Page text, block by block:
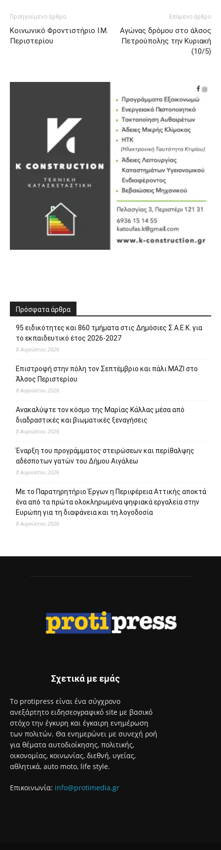
Προηγούμενο άρθρο
Κοινωνικό Φροντιστήριο Ι.Μ.
Περιστερίου
Επόμενο άρθρο
Αγώνας δρόμου στο άλσος
Πετρούπολης την Κυριακή
(10/5)
Πρόσφατα άρθρα
95 ειδικότητες και 860 τμήματα στις Δημόσιες Σ.Α.Ε.Κ. για
το εκπαιδευτικό έτος 2026-2027
8 Αυγούστου 2026
Επιστροφή στην πόλη τον Σεπτέμβριο και πάλι ΜΑΖΙ στο
Άλσος Περιστερίου
8 Αυγούστου 2026
Ανακαλύψτε τον κόσμο της Μαρίας Κάλλας μέσα από
διαδραστικές και βιωματικές ξεναγήσεις
8 Αυγούστου 2026
Έναρξη του προγράμματος στειρώσεων και περίθαλψης
αδέσποτων γατών του Δήμου Αιγάλεω
8 Αυγούστου 2026
Με το Παρατηρητήριο Έργων η Περιφέρεια Αττικής αποκτά
ένα από τα πρώτα ολοκληρωμένα ψηφιακά εργαλεία στην
Ευρώπη για τη διαφάνεια και τη λογοδοσία
8 Αυγούστου 2026
Σχετικά με εμάς
Το protipress είναι ένα σύγχρονο
ανεξάρτητο ειδησεογραφικό site με βασικό
στόχο την έγκυρη και έγκαιρη ενημέρωση
των πολιτών. Θα ενημερώνει με συνεχή ροή
για θέματα αυτοδιοίκησης, πολιτικής,
οικονομίας, κοινωνίας, διεθνή, υγείας,
αθλητικά, auto moto, life style.
Επικοινωνία: info@protimedia.gr